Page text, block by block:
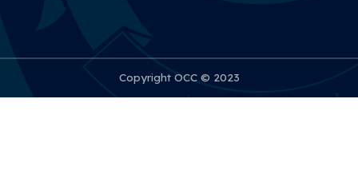
Copyright OCC © 2023